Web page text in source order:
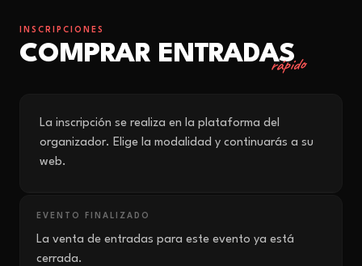
INSCRIPCIONES
COMPRAR ENTRADAS
rápido
La inscripción se realiza en la plataforma del
organizador. Elige la modalidad y continuarás a su
web.
EVENTO FINALIZADO
La venta de entradas para este evento ya está
cerrada.